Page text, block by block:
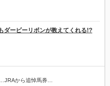
ダービーリボンが教えてくれる!?
…JRAから追悼馬券…